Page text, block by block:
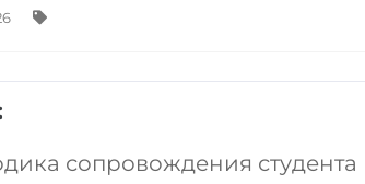
сопровождения студента